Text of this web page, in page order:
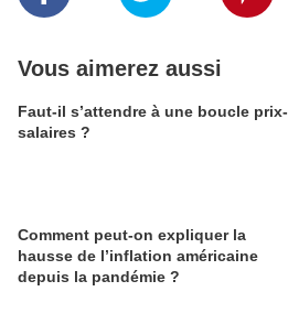
Vous aimerez aussi
Faut-il s’attendre à une boucle prix-
salaires ?
Comment peut-on expliquer la
hausse de l’inflation américaine
depuis la pandémie ?